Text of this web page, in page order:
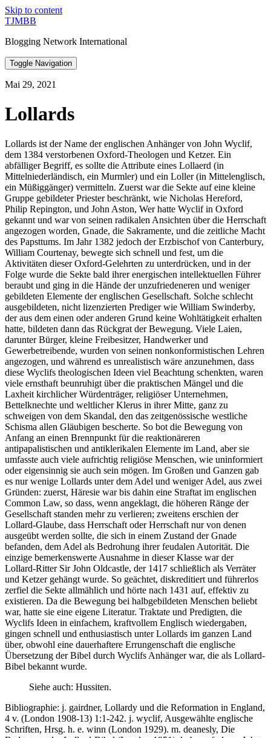
Skip to content
TJMBB
Blogging Network International
Toggle Navigation
Mai 29, 2021
Lollards
Lollards ist der Name der englischen Anhänger von John Wyclif,
dem 1384 verstorbenen Oxford-Theologen und Ketzer. Ein
abfälliger Begriff, es sollte die Attribute eines Lollaerd (in
Mittelniederländisch, ein Murmler) und ein Loller (in Mittelenglisch,
ein Müßiggänger) vermitteln. Zuerst war die Sekte auf eine kleine
Gruppe gebildeter Priester beschränkt, wie Nicholas Hereford,
Philip Repington, und John Aston, Wer hatte Wyclif in Oxford
gekannt und war von seinen radikalen Ansichten über die Herrschaft
angezogen worden, Gnade, die Sakramente, und die zeitliche Macht
des Papsttums. Im Jahr 1382 jedoch der Erzbischof von Canterbury,
William Courtenay, bewegte sich schnell und fest, um die
Aktivitäten dieser Oxford-Gelehrten zu unterdrücken, und in der
Folge wurde die Sekte bald ihrer energischen intellektuellen Führer
beraubt und ging in die Hände der unzufriedeneren und weniger
gebildeten Elemente der englischen Gesellschaft. Solche schlecht
ausgebildeten, nicht lizenzierten Prediger wie William Swinderby,
der aus dem einen oder anderen Grund keine Wohltätigkeit erhalten
hatte, bildeten dann das Rückgrat der Bewegung. Viele Laien,
darunter Bürger, kleine Freibesitzer, Handwerker und
Gewerbetreibende, wurden von seinen nonkonformistischen Lehren
angezogen, und während es unrealistisch wäre anzunehmen, dass
diese Wyclifs theologischen Ideen viel Beachtung schenkten, waren
viele ernsthaft beunruhigt über die praktischen Mängel und die
Laxheit kirchlicher Würdenträger, religiöser Unternehmen,
Bettelknechte und weltlicher Klerus in ihrer Mitte, ganz zu
schweigen von dem Skandal, den das zeitgenössische westliche
Schisma allen Gläubigen bescherte. So bot die Bewegung von
Anfang an einen Brennpunkt für die reaktionäreren
antipapalistischen und antiklerikalen Elemente im Land, aber sie
umfasste auch viele aufrichtig religiöse Menschen, wie uninformiert
oder eigensinnig sie auch sein mögen. Im Großen und Ganzen gab
es nur wenige Lollards unter dem Adel und weniger Adel, aus zwei
Gründen: zuerst, Häresie war bis dahin eine Straftat im englischen
Common Law, so dass, wenn angeklagt, die höheren Ränge der
Gesellschaft standen mehr zu verlieren; zweitens erschien der
Lollard-Glaube, dass Herrschaft oder Herrschaft nur von denen
ausgeübt werden sollte, die sich in einem Zustand der Gnade
befanden, dem Adel als Bedrohung ihrer feudalen Autorität. Die
einzige bemerkenswerte Ausnahme in dieser Klasse war der
Lollard-Ritter Sir John Oldcastle, der 1417 schließlich als Verräter
und Ketzer gehängt wurde. So geächtet, diskreditiert und führerlos
zerfiel die Sekte allmählich und hörte nach 1431 auf, effektiv zu
existieren. Da die Bewegung bei halbgebildeten Menschen beliebt
war, hatte sie eine eigene Literatur. Traktate und Predigten, die
Wyclifs Ideen in einfachem, kraftvollem Englisch wiedergaben,
gingen schnell und enthusiastisch unter Lollards im ganzen Land
über, obwohl eine dauerhaftere Errungenschaft die englische
Übersetzung der Bibel durch Wyclifs Anhänger war, die als Lollard-
Bibel bekannt wurde.
Siehe auch: Hussiten.
Bibliographie: j. gairdner, Lollardy und die Reformation in England,
4 v. (London 1908-13) 1:1-242. j. wyclif, Ausgewählte englische
Schriften, Hrsg. h. e. winn (London 1929). m. deanesly, Die